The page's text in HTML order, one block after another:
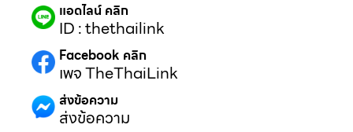
แอดไลน์ คลิก
ID : thethailink
Facebook คลิก
เพจ TheThaiLink
ส่งข้อความ
ส่งข้อความ